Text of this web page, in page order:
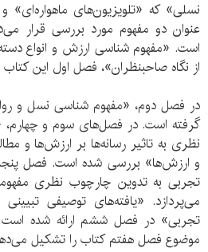
نسلی» که «تلویزیون‌های
است. «مفهوم شناسی ارزش و انواع
از نگاه صاحبنظران»، فصل اول این
در فصل دوم، «مفهوم شناسی نسل و
گرفته است. در فصل‌های سوم و چهارم،
نظری به تاثیر رسانه‌ها بر ارزش‌ها و
و ارزش‌ها» بررسی شده است. فصل
تجربی به تدوین چارچوب نظری
می‌پردازد. «یافته‌های توصیفی
تجربی» در فصل ششم ارائه شده است
موضوع فصل هفتم کتاب را تشکیل